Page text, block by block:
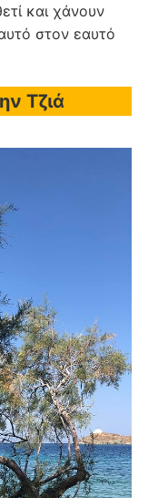
και χάνουν
στον εαυτό
Τζιά